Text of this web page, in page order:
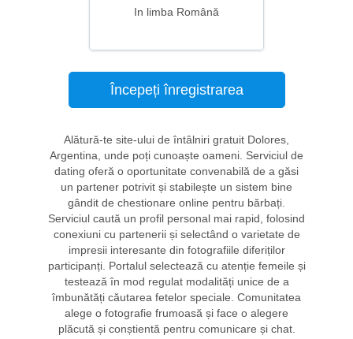
In limba Română
Începeți înregistrarea
Alătură-te site-ului de întâlniri gratuit Dolores,
Argentina, unde poți cunoaște oameni. Serviciul de
dating oferă o oportunitate convenabilă de a găsi
un partener potrivit și stabilește un sistem bine
gândit de chestionare online pentru bărbați.
Serviciul caută un profil personal mai rapid, folosind
conexiuni cu partenerii și selectând o varietate de
impresii interesante din fotografiile diferiților
participanți. Portalul selectează cu atenție femeile și
testează în mod regulat modalități unice de a
îmbunătăți căutarea fetelor speciale. Comunitatea
alege o fotografie frumoasă și face o alegere
plăcută și conștientă pentru comunicare și chat.